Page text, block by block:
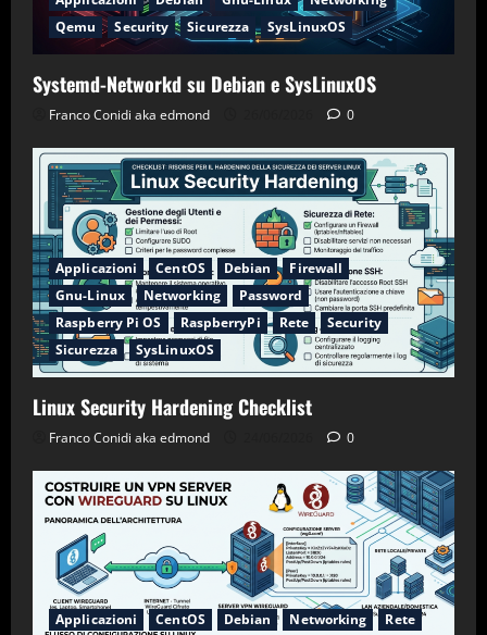
Qemu
Security Sicurezza SysLinuxOS
Systemd-Networkd su Debian e SysLinuxOS
Franco Conidi aka edmond 0
Applicazioni CentOS Debian
Firewall
Gnu-Linux
Networking
Password
Raspberry Pi OS
RaspberryPi Rete
Security
Sicurezza
SysLinuxOS
Linux Security Hardening Checklist
Franco Conidi aka edmond 0
Applicazioni CentOS Debian Networking
Rete